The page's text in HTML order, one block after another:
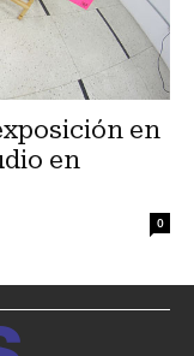
en
en
0